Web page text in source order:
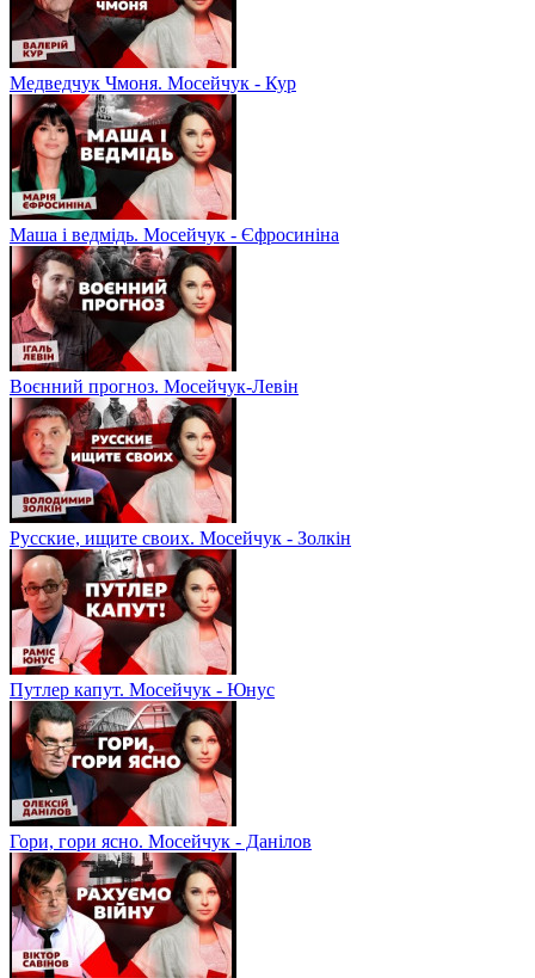
Медведчук Чмоня. Мосейчук - Кур
Маша і ведмідь. Мосейчук - Єфросиніна
Воєнний прогноз. Мосейчук-Левін
Русские, ищите своих. Мосейчук - Золкін
Путлер капут. Мосейчук - Юнус
Гори, гори ясно. Мосейчук - Данілов